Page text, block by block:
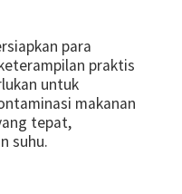
para
praktis
untuk
makanan
tepat,
suhu.